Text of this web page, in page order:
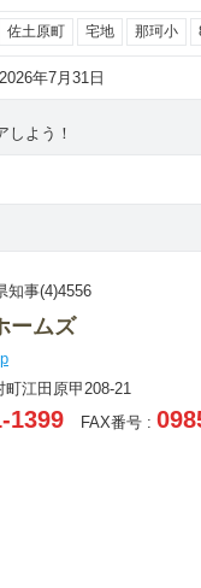
佐土原町 宅地 那珂小
2026年7月31日
しよう！
知事(4)4556
ームズ
江田原甲208-21
1399 FAX番号 :